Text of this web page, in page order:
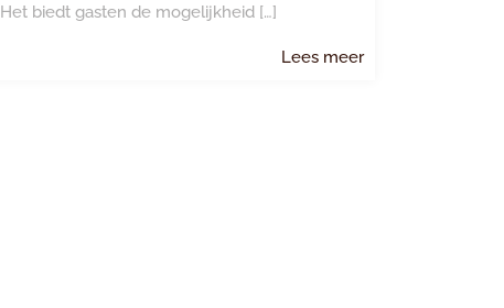
Het biedt gasten de mogelijkheid […]
Lees meerLees